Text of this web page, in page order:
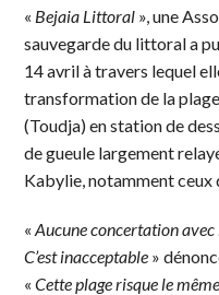
« Bejaia Littoral », une
sauvegarde du littoral a
14 avril à travers lequel
transformation de la
(Toudja) en station de
de gueule largement
Kabylie, notamment
«Aucune concertation avec
C’est inacceptable »
«Cette plage risque le